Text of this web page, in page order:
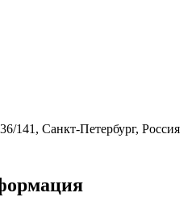
141, Санкт-Петербург, Россия